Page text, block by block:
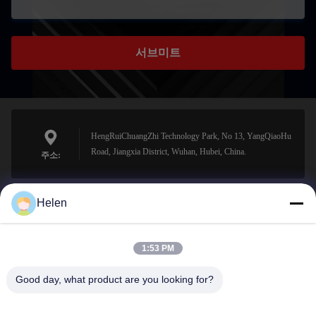
서브미트
주소:
HengRuiChuangZhi Technology Park, No 13, YangQiaoHu
Road, Jiangxia District, Wuhan, Hubei, China.
sales@perfectlaser.net
Helen
1:53 PM
Good day, what product are you looking for?